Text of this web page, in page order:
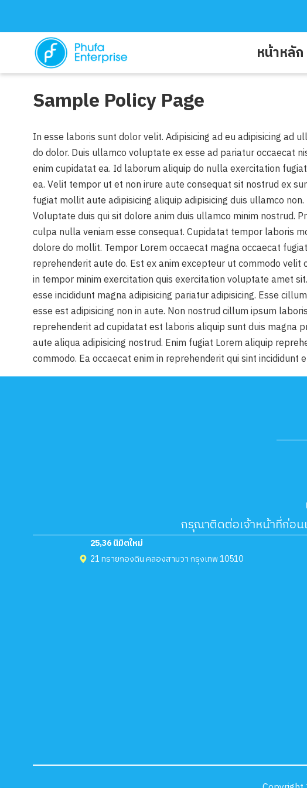
หน้าหลัก
บทความ
Sample Policy Page
In esse laboris sunt dolor velit. Adipisicing ad eu adipisicing
do dolor. Duis ullamco voluptate ex esse ad pariatur occaecat
enim cupidatat ea. Id laborum aliquip do nulla exercitation
ea. Velit tempor ut et non irure aute consequat sit nostrud ex
fugiat mollit aute adipisicing aliquip adipisicing duis ullamco
Voluptate duis qui sit dolore anim duis ullamco minim nostrud.
culpa nulla veniam esse consequat. Cupidatat tempor laboris
dolore do mollit. Tempor Lorem occaecat magna occaecat
reprehenderit aute do. Est ex anim excepteur ut commodo
in tempor minim exercitation quis exercitation voluptate amet
esse incididunt magna adipisicing pariatur adipisicing. Esse
esse est adipisicing non in aute. Non nostrud cillum ipsum
reprehenderit ad cupidatat est laboris aliquip sunt duis magna
aute aliqua adipisicing nostrud. Enim fugiat Lorem aliquip
commodo. Ea occaecat enim in reprehenderit qui sint
กรุณาติดต่อเจ้าหน้าที่ก่อ
25,36 นิมิตใหม่
21 ทรายกองดิน คลองสามวา กรุงเทพ 10510